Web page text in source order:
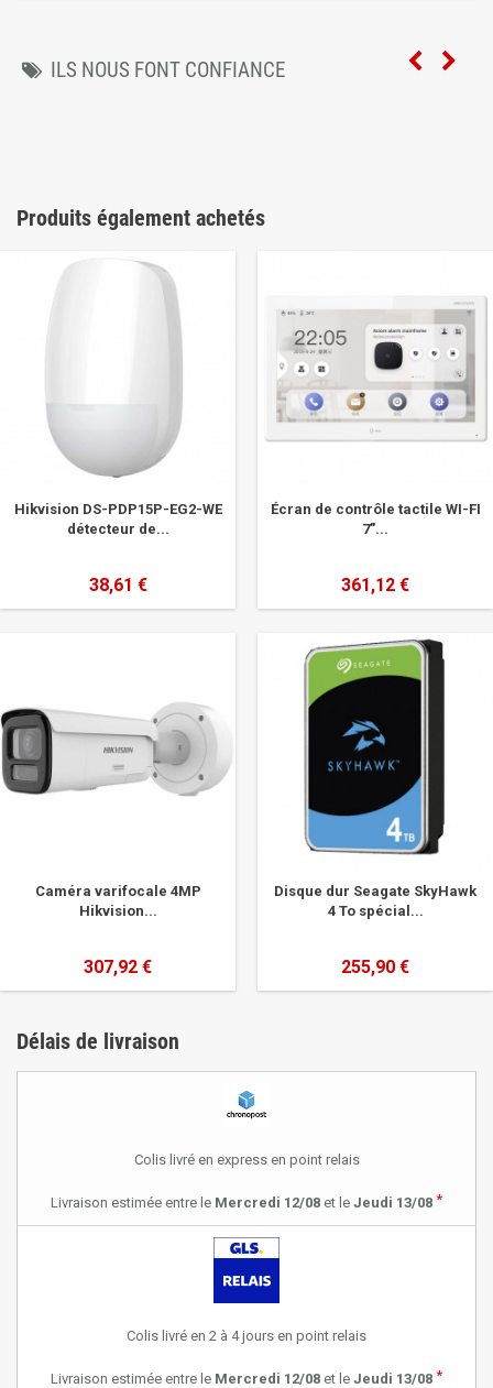
ILS NOUS FONT CONFIANCE
Produits également achetés
Hikvision DS-PDP15P-EG2-WE
détecteur de...
38,61 €
Écran de contrôle tactile WI-FI
7"...
361,12 €
Caméra varifocale 4MP
Hikvision...
307,92 €
Disque dur Seagate SkyHawk
4 To spécial...
255,90 €
Délais de livraison
Colis livré en express en point relais
Livraison estimée entre le Mercredi 12/08 et le Jeudi 13/08 *
Colis livré en 2 à 4 jours en point relais
Livraison estimée entre le Mercredi 12/08 et le Jeudi 13/08 *